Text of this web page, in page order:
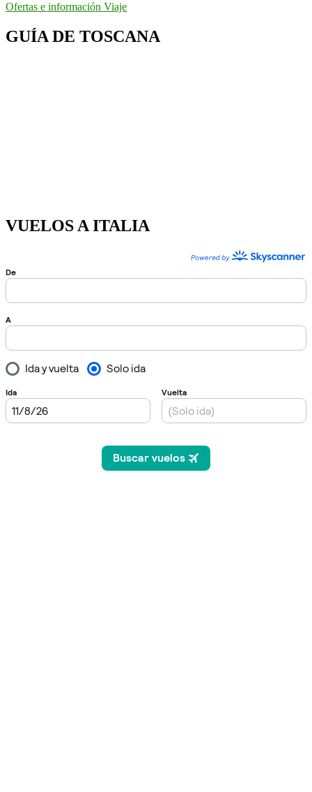
Ofertas e información Viaje
GUÍA DE TOSCANA
VUELOS A ITALIA